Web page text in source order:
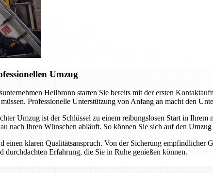
Umzug
Heilbronn starten Sie bereits mit der ersten
Professionelle Unterstützung von Anfang an macht den
Umzug ist der Schlüssel zu einem reibungslosen Start in Ihrem
nach Ihren Wünschen abläuft. So können Sie sich auf den
klaren Qualitätsanspruch. Von der Sicherung empfindlicher
Erfahrung, die Sie in Ruhe genießen können.